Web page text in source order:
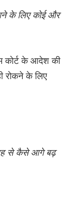
के लिए कोई और
कोर्ट के आदेश की
रोकने के लिए
से कैसे आगे बढ़